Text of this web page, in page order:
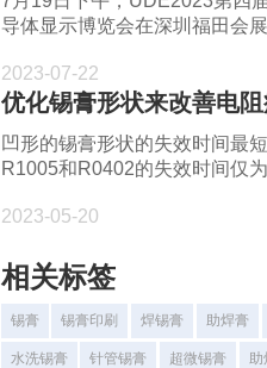
导体显示博览会在深圳福田会
和分享了超微锡膏在Mini LED显
半导体封装的发展前景和应用。
2023-07-22
凹形的锡膏形状的失效时间最
R1005和R0402的失效时间仅
的失效时间比凹形长30%或以上
2023-05-20
相关标签
锡膏 锡膏印刷 焊锡膏 助焊膏
水洗锡膏 针管锡膏 超微锡膏 助